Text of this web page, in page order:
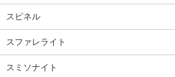
スピネル
スファレライト
スミソナイト